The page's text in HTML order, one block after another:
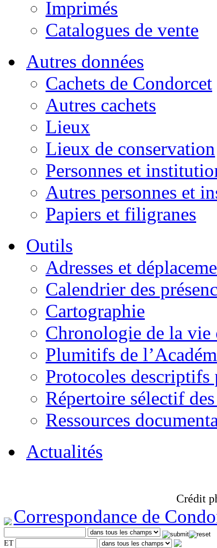
Imprimés
Catalogues de vente
Autres données
Cachets de Condorcet
Autres cachets
Lieux
Lieux de conservation
Personnes et
Autres personnes et
Papiers et filigranes
Outils
Adresses et
Calendrier des
Cartographie
Chronologie de la vie
Plumitifs de
Protocoles descriptifs
Répertoire sélectif
Ressources
Actualités
Crédit
Correspondance de
ET